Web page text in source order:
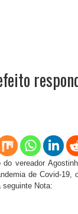
do vereador
de Covid-
seguinte Nota: